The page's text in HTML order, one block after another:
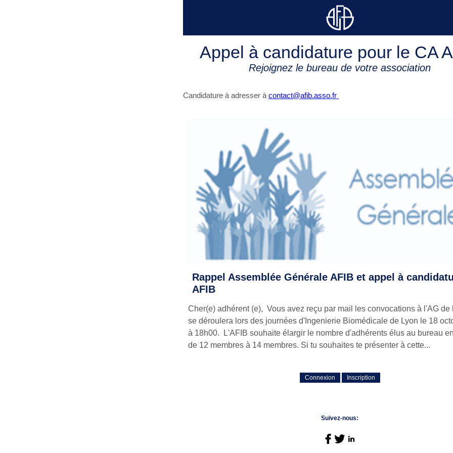
Appel à candidature pour le CA
Rejoignez le bureau de votre association
Candidature à adresser à contact@afib.asso.fr
Rappel Assemblée Générale AFIB et appel à
AFIB
Cher(e) adhérent (e), Vous avez reçu par mail les convocations à l'AG de
se déroulera lors des journées d'Ingenierie Biomédicale de Lyon le 18
à 18h00. L'AFIB souhaite élargir le nombre d'adhérents élus au bureau
de 12 membres à 14 membres. Si tu souhaites te présenter à cette...
Connexion Inscription
Suivez-nous: